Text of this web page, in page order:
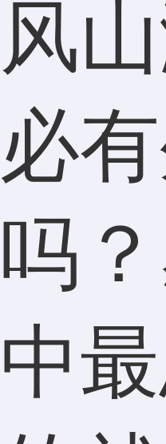
风
必
吗
中